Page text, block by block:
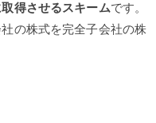
得させるスキームです。
の株式を完全子会社の株